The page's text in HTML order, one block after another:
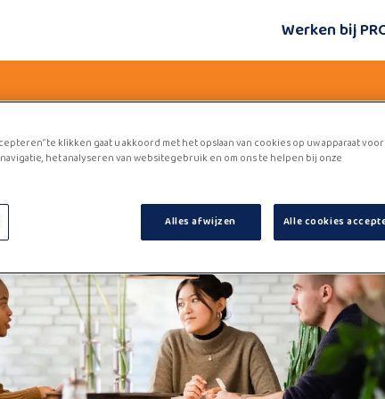
Werken bij
te klikken gaat u akkoord met het opslaan van cookies op uw apparaat
het analyseren van websitegebruik en om ons te helpen bij onze
Alles afwijzen Alle cookies